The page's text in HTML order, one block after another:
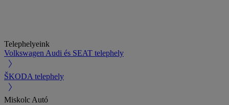
Telephelyeink
Volkswagen Audi és SEAT telephely
ŠKODA telephely
Miskolc Autó